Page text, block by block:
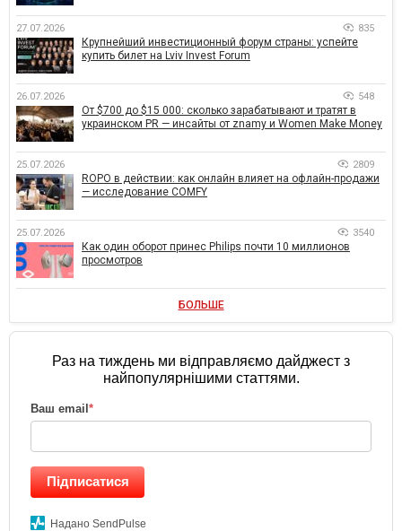
27.07.2026 835
Крупнейший инвестиционный форум страны: успейте
купить билет на Lviv Invest Forum
26.07.2026 548
От $700 до $15 000: сколько зарабатывают и тратят в
украинском PR — инсайты от znamy и Women Make Money
25.07.2026 2809
ROPO в действии: как онлайн влияет на офлайн-продажи
— исследование COMFY
25.07.2026 3540
Как один оборот принес Philips почти 10 миллионов
просмотров
БОЛЬШЕ
Раз на тиждень ми відправляємо дайджест з
найпопулярнішими статтями.
Ваш email*
Підписатися
Надано SendPulse